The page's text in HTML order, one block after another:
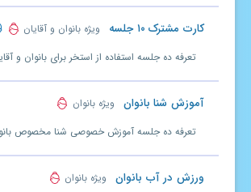
کارت مشترک ۱۰ جلسه ویژه بانوان و آقایان
تعرفه ده جلسه استفاده از استخر برای بانوان و آقایان.
آموزش شنا بانوان ویژه بانوان
تعرفه ده جلسه آموزش خصوصی شنا مخصوص بانوان. مدت
ورزش در آب بانوان ویژه بانوان